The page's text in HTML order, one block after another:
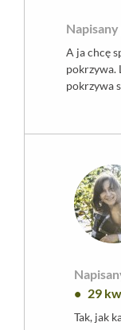
A ja chcę
pokrzywa.
pokrzywa
29
Tak, jak